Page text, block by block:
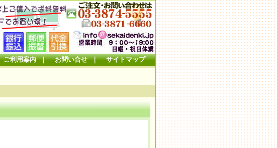
ご利用案内｜ お問い合せ｜ サイトマップ